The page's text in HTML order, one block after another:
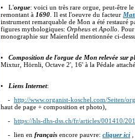
• L'orgue: voici un très rare orgue, peut-être
remontant à 1690 . Il est l'oeuvre du facteur
instrument remarquable de Mon a été restauré
figures mythologiques: Orpheus et Apollo .
monographie sur Maienfeld mentionnée ci-
• Composition de l'orgue de Mon relevée sur
Mixtur, Hörnli, Octave 2', 16' à la Pédale
• Liens Internet:
- http://www.organist-koschel.com/Seiten/
haut de page + composition et photo),
- https://hls-dhs-dss.ch/fr/articles/001410/
- lien en français encore pauvre: cliquer ici